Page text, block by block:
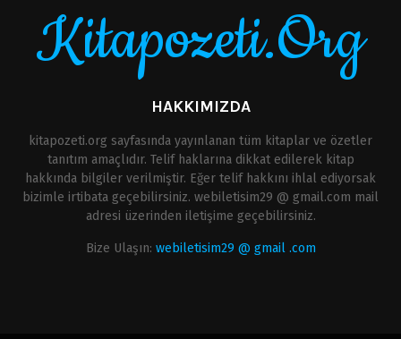
Kitapozeti.Org
HAKKIMIZDA
kitapozeti.org sayfasında yayınlanan tüm kitaplar ve özetler
tanıtım amaçlıdır. Telif haklarına dikkat edilerek kitap
hakkında bilgiler verilmiştir. Eğer telif hakkını ihlal ediyorsak
bizimle irtibata geçebilirsiniz. webiletisim29 @ gmail.com mail
adresi üzerinden iletişime geçebilirsiniz.
Bize Ulaşın: webiletisim29 @ gmail .com